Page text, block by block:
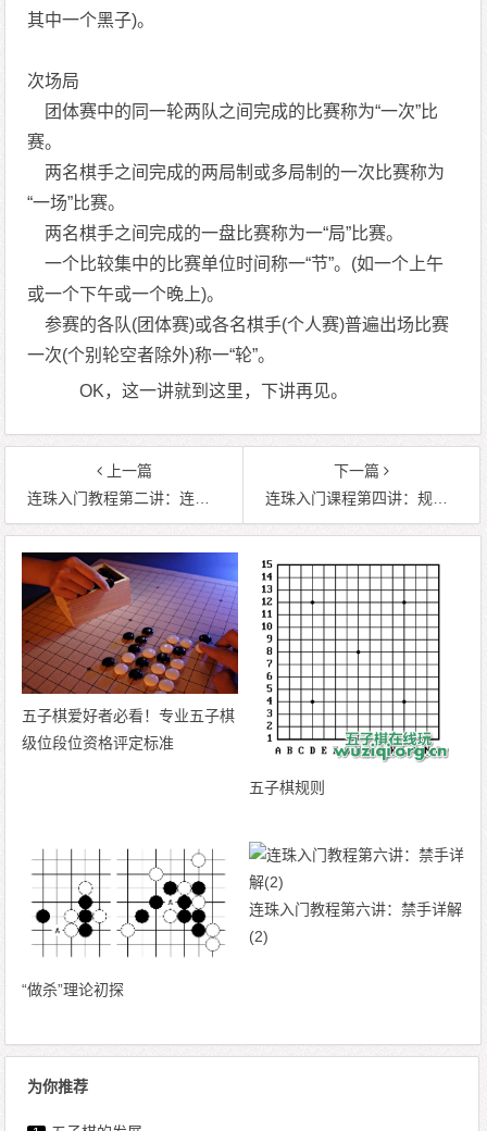
其中一个黑子)。
次场局
团体赛中的同一轮两队之间完成的比赛称为“一次”比
赛。
两名棋手之间完成的两局制或多局制的一次比赛称为
“一场”比赛。
两名棋手之间完成的一盘比赛称为一“局”比赛。
一个比较集中的比赛单位时间称一“节”。(如一个上午
或一个下午或一个晚上)。
参赛的各队(团体赛)或各名棋手(个人赛)普遍出场比赛
一次(个别轮空者除外)称一“轮”。
OK，这一讲就到这里，下讲再见。
上一篇
连珠入门教程第二讲：连珠用具
下一篇
连珠入门课程第四讲：规则与特例
五子棋爱好者必看！专业五子棋
级位段位资格评定标准
五子棋规则
“做杀”理论初探
连珠入门教程第六讲：禁手详解
(2)
为你推荐